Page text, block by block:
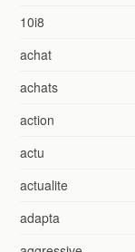
10i8
achat
achats
action
actu
actualite
adapta